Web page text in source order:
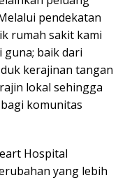
pendekatan
rumah sakit kami
baik dari
kerajinan tangan
lokal sehingga
komunitas
Hospital
yang lebih